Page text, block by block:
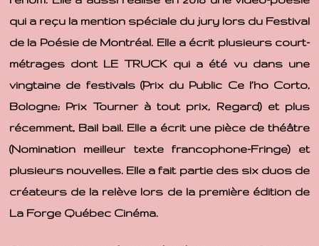
qui a reçu la mention spéciale du jury lors du Festival
de la Poésie de Montréal. Elle a écrit plusieurs court-
métrages dont LE TRUCK qui a été vu dans une
vingtaine de festivals (Prix du Public Ce l’ho Corto,
Bologne; Prix Tourner à tout prix, Regard) et plus
récemment, Bail bail. Elle a écrit une pièce de théâtre
(Nomination meilleur texte francophone-Fringe) et
plusieurs nouvelles. Elle a fait partie des six duos de
créateurs de la relève lors de la première édition de
La Forge Québec Cinéma.